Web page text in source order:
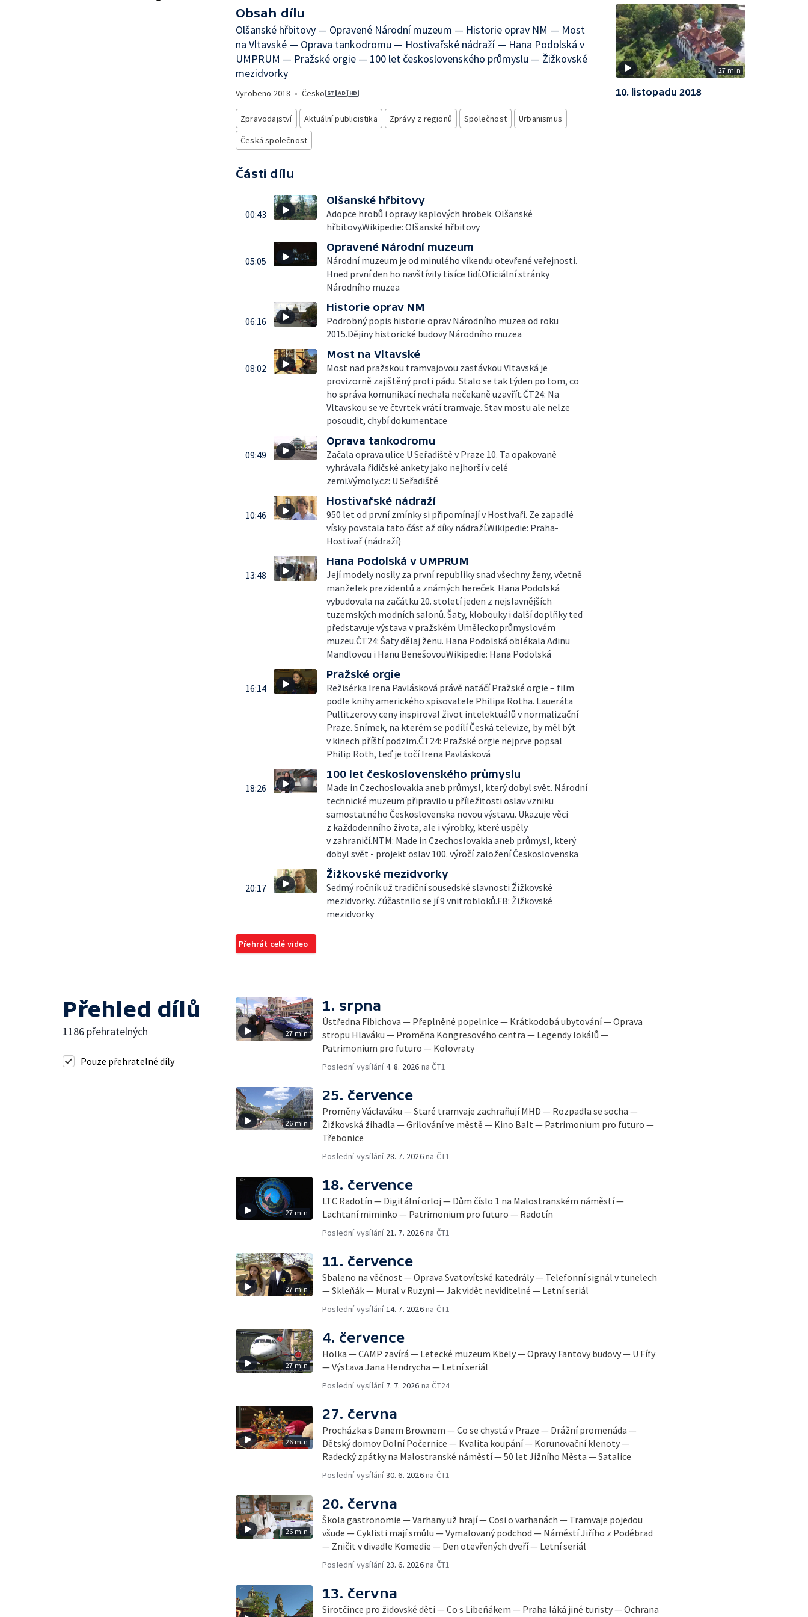
Obsah dílu
Olšanské hřbitovy — Opravené Národní muzeum — Historie oprav NM — Most
na Vltavské — Oprava tankodromu — Hostivařské nádraží — Hana Podolská v
UMPRUM — Pražské orgie — 100 let československého průmyslu — Žižkovské
mezidvorky
Vyrobeno 2018 • Česko
Zpravodajství Aktuální publicistika Zprávy z regionů Společnost
Urbanismus
Česká společnost
Části dílu
00:43
Olšanské hřbitovy
Adopce hrobů i opravy kaplových hrobek. Olšanské
hřbitovy.Wikipedie: Olšanské hřbitovy
05:05
Opravené Národní muzeum
Národní muzeum je od minulého víkendu otevřené veřejnosti.
Hned první den ho navštívily tisíce lidí.Oficiální stránky
Národního muzea
06:16
Historie oprav NM
Podrobný popis historie oprav Národního muzea od roku
2015.Dějiny historické budovy Národního muzea
08:02
Most na Vltavské
Most nad pražskou tramvajovou zastávkou Vltavská je
provizorně zajištěný proti pádu. Stalo se tak týden po tom, co
ho správa komunikací nechala nečekaně uzavřít.ČT24: Na
Vltavskou se ve čtvrtek vrátí tramvaje. Stav mostu ale nelze
posoudit, chybí dokumentace
09:49
Oprava tankodromu
Začala oprava ulice U Seřadiště v Praze 10. Ta opakovaně
vyhrávala řidičské ankety jako nejhorší v celé
zemi.Výmoly.cz: U Seřadiště
10:46
Hostivařské nádraží
950 let od první zmínky si připomínají v Hostivaři. Ze zapadlé
vísky povstala tato část až díky nádraží.Wikipedie: Praha-
Hostivař (nádraží)
13:48
Hana Podolská v UMPRUM
Její modely nosily za první republiky snad všechny ženy, včetně
manželek prezidentů a známých hereček. Hana Podolská
vybudovala na začátku 20. století jeden z nejslavnějších
tuzemských modních salonů. Šaty, klobouky i další doplňky teď
představuje výstava v pražském Uměleckoprůmyslovém
muzeu.ČT24: Šaty dělaj ženu. Hana Podolská oblékala Adinu
Mandlovou i Hanu BenešovouWikipedie: Hana Podolská
16:14
Pražské orgie
Režisérka Irena Pavlásková právě natáčí Pražské orgie – film
podle knihy amerického spisovatele Philipa Rotha. Laueráta
Pullitzerovy ceny inspiroval život intelektuálů v normalizační
Praze. Snímek, na kterém se podílí Česká televize, by měl být
v kinech příští podzim.ČT24: Pražské orgie nejprve popsal
Philip Roth, teď je točí Irena Pavlásková
18:26
100 let československého průmyslu
Made in Czechoslovakia aneb průmysl, který dobyl svět. Národní
technické muzeum připravilo u příležitosti oslav vzniku
samostatného Československa novou výstavu. Ukazuje věci
z každodenního života, ale i výrobky, které uspěly
v zahraničí.NTM: Made in Czechoslovakia aneb průmysl, který
dobyl svět - projekt oslav 100. výročí založení Československa
20:17
Žižkovské mezidvorky
Sedmý ročník už tradiční sousedské slavnosti Žižkovské
mezidvorky. Zúčastnilo se jí 9 vnitrobloků.FB: Žižkovské
mezidvorky
Přehrát celé video
27 min
10. listopadu 2018
Přehled dílů
1186 přehratelných
Pouze přehratelné díly
27 min
1. srpna
Ústředna Fibichova — Přeplněné popelnice — Krátkodobá ubytování — Oprava
stropu Hlaváku — Proměna Kongresového centra — Legendy lokálů —
Patrimonium pro futuro — Kolovraty
Poslední vysílání4. 8. 2026 na ČT1
26 min
25. července
Proměny Václaváku — Staré tramvaje zachraňují MHD — Rozpadla se socha —
Žižkovská žihadla — Grilování ve městě — Kino Balt — Patrimonium pro futuro —
Třebonice
Poslední vysílání 28. 7. 2026na ČT1
27 min
18. července
LTC Radotín — Digitální orloj — Dům číslo 1 na Malostranském náměstí —
Lachtaní miminko — Patrimonium pro futuro — Radotín
Poslední vysílání 21. 7. 2026na ČT1
27 min
11. července
Sbaleno na věčnost — Oprava Svatovítské katedrály — Telefonní signál v tunelech
— Skleňák — Mural v Ruzyni — Jak vidět neviditelné — Letní seriál
Poslední vysílání14. 7. 2026na ČT1
27 min
4. července
Holka — CAMP zavírá — Letecké muzeum Kbely — Opravy Fantovy budovy — U Fífy
— Výstava Jana Hendrycha — Letní seriál
Poslední vysílání 7. 7. 2026 na ČT24
26 min
27. června
Procházka s Danem Brownem — Co se chystá v Praze — Drážní promenáda —
Dětský domov Dolní Počernice — Kvalita koupání — Korunovační klenoty —
Radecký zpátky na Malostranské náměstí — 50 let Jižního Města — Satalice
Poslední vysílání30. 6. 2026na ČT1
26 min
20. června
Škola gastronomie — Varhany už hrají — Cosi o varhanách — Tramvaje pojedou
všude — Cyklisti mají smůlu — Vymalovaný podchod — Náměstí Jiřího z Poděbrad
— Zničit v divadle Komedie — Den otevřených dveří — Letní seriál
Poslední vysílání 23. 6. 2026na ČT1
13. června
Sirotčince pro židovské děti — Co s Libeňákem — Praha láká jiné turisty — Ochrana